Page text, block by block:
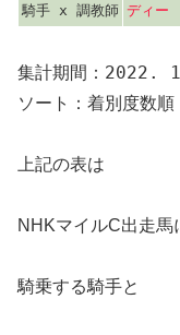
騎手 x 調教師 ディー
集計期間：
ソート：着別度数順
上記の表は
NHKマイルC出走馬
騎乗する騎手と